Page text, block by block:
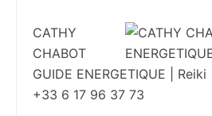
CATHY
CHABOT
GUIDE ENERGETIQUE | Reiki
+33 6 17 96 37 73